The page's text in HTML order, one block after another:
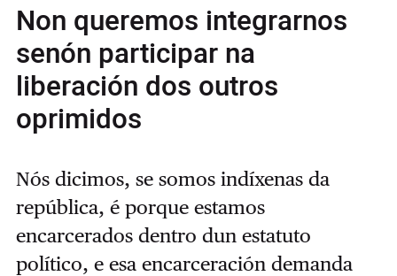
Non queremos integrarnos
senón participar na
liberación dos outros
oprimidos
Nós dicimos, se somos indíxenas da
república, é porque estamos
encarcerados dentro dun estatuto
político, e esa encarceración demanda